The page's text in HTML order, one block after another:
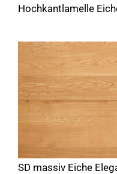
Hochkantlamelle
SD massiv Eiche